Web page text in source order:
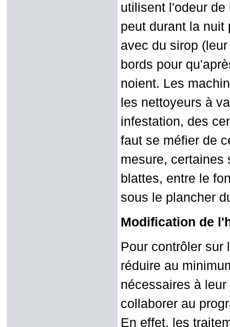
utilisent l'odeur
peut durant la nuit
avec du sirop
bords pour
noient. Les
les nettoyeurs à
infestation, des
faut se méfier de
mesure, certaines
blattes, entre le
sous le plancher
Modification de
Pour contrôler sur
réduire au
nécessaires à
collaborer au
En effet, les